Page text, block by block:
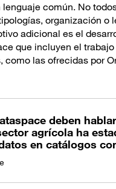
común. No
organización
adicional es el
que incluyen el
como las ofrecidas por
deben
agrícola ha
en catálogos